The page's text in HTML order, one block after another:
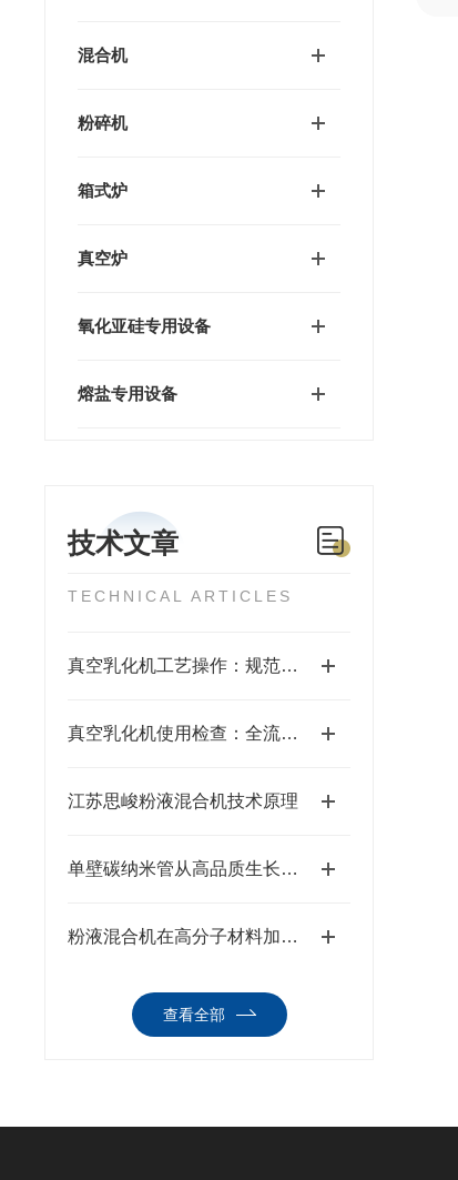
混合机
粉碎机
箱式炉
真空炉
氧化亚硅专用设备
熔盐专用设备
技术文章
TECHNICAL ARTICLES
真空乳化机工艺操作：规范流程，解锁高效稳定生产密码
真空乳化机使用检查：全流程排查，筑牢生产安全与品质防线
江苏思峻粉液混合机技术原理
单壁碳纳米管从高品质生长到稳定制浆全流程解决方案
粉液混合机在高分子材料加工中的硬核实战表现
查看全部